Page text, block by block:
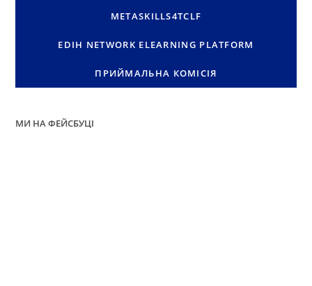
METASKILLS4TCLF
EDIH NETWORK ELEARNING PLATFORM
ПРИЙМАЛЬНА КОМІСІЯ
МИ НА ФЕЙСБУЦІ